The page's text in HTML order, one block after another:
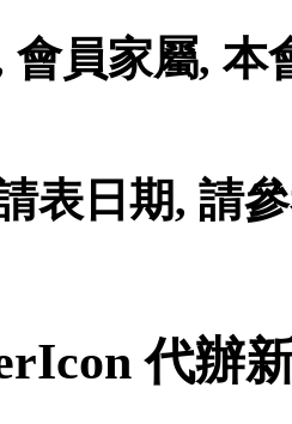
會員家屬, 本
表日期, 請
代辦